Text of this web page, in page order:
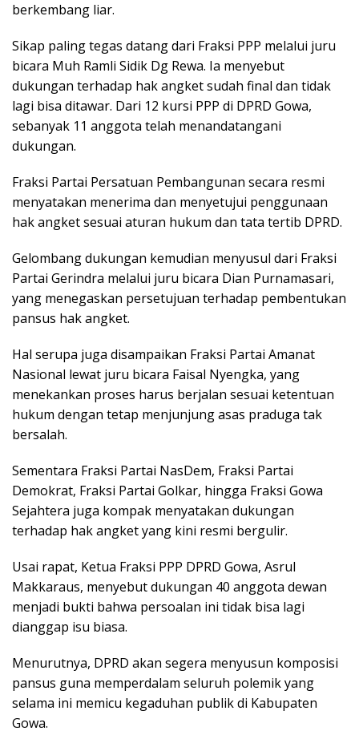
berkembang liar.
Sikap paling tegas datang dari Fraksi PPP melalui juru
bicara Muh Ramli Sidik Dg Rewa. Ia menyebut
dukungan terhadap hak angket sudah final dan tidak
lagi bisa ditawar. Dari 12 kursi PPP di DPRD Gowa,
sebanyak 11 anggota telah menandatangani
dukungan.
Fraksi Partai Persatuan Pembangunan secara resmi
menyatakan menerima dan menyetujui penggunaan
hak angket sesuai aturan hukum dan tata tertib DPRD.
Gelombang dukungan kemudian menyusul dari Fraksi
Partai Gerindra melalui juru bicara Dian Purnamasari,
yang menegaskan persetujuan terhadap pembentukan
pansus hak angket.
Hal serupa juga disampaikan Fraksi Partai Amanat
Nasional lewat juru bicara Faisal Nyengka, yang
menekankan proses harus berjalan sesuai ketentuan
hukum dengan tetap menjunjung asas praduga tak
bersalah.
Sementara Fraksi Partai NasDem, Fraksi Partai
Demokrat, Fraksi Partai Golkar, hingga Fraksi Gowa
Sejahtera juga kompak menyatakan dukungan
terhadap hak angket yang kini resmi bergulir.
Usai rapat, Ketua Fraksi PPP DPRD Gowa, Asrul
Makkaraus, menyebut dukungan 40 anggota dewan
menjadi bukti bahwa persoalan ini tidak bisa lagi
dianggap isu biasa.
Menurutnya, DPRD akan segera menyusun komposisi
pansus guna memperdalam seluruh polemik yang
selama ini memicu kegaduhan publik di Kabupaten
Gowa.